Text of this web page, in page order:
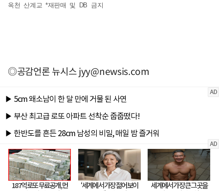
옥천 산계교 *재판매 및 DB 금지
◎공감언론 뉴시스jyy@newsis.com